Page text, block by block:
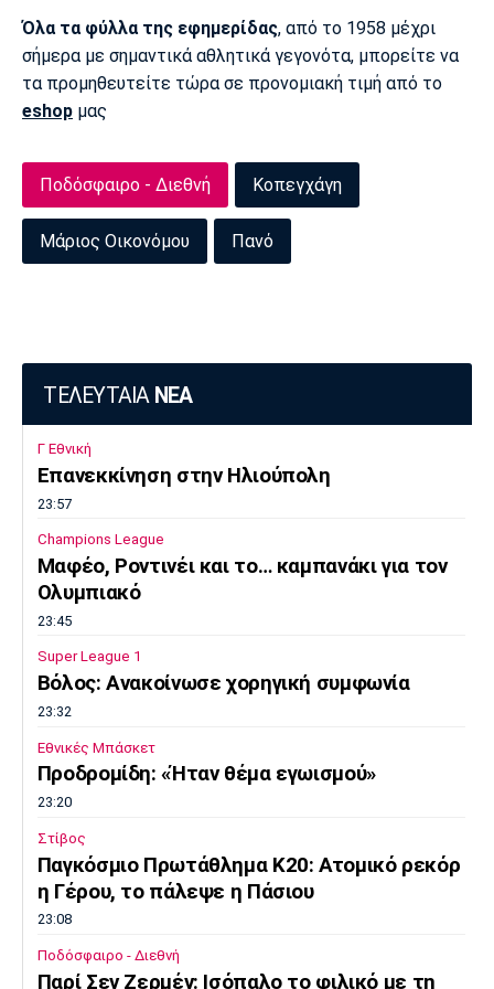
Πόρτο Μπενφίκα
Όλα τα φύλλα της εφημερίδας, από το 1958 μέχρι
σήμερα με σημαντικά αθλητικά γεγονότα, μπορείτε να
τα προμηθευτείτε τώρα σε προνομιακή τιμή από το
eshop μας
Ποδόσφαιρο - Διεθνή Κοπεγχάγη
Μάριος Οικονόμου Πανό
ΤΕΛΕΥΤΑΙΑ ΝΕΑ
Γ Εθνική
Επανεκκίνηση στην Ηλιούπολη
23:57
Champions League
Μαφέο, Ροντινέι και το… καμπανάκι για τον
Ολυμπιακό
23:45
Super League 1
Βόλος: Ανακοίνωσε χορηγική συμφωνία
23:32
Εθνικές Μπάσκετ
Προδρομίδη: «Ήταν θέμα εγωισμού»
23:20
Στίβος
Παγκόσμιο Πρωτάθλημα Κ20: Ατομικό ρεκόρ
η Γέρου, το πάλεψε η Πάσιου
23:08
Ποδόσφαιρο - Διεθνή
Παρί Σεν Ζερμέν: Ισόπαλο το φιλικό με τη